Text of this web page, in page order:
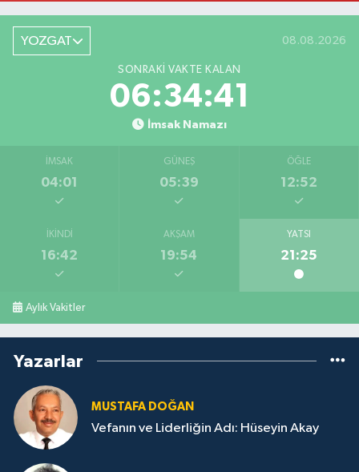
YOZGAT 08.08.2026
SONRAKI VAKTE KALAN
06:34:41
İmsak Namazı
İMSAK
04:01
GÜNEŞ
05:39
ÖĞLE
12:52
İKINDI
16:42
AKŞAM
19:54
YATSI
21:25
Aylık Vakitler
Yazarlar
MUSTAFA DOĞAN
Vefanın ve Liderliğin Adı: Hüseyin Akay